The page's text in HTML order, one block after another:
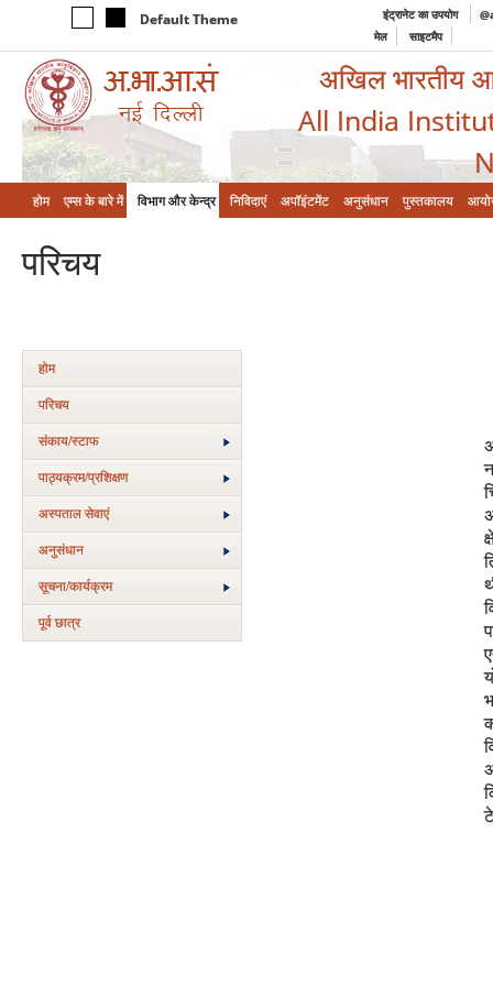
Default Theme इंट्रानेट का उपयोग
मेल
साइटमैप
अखिल भारतीय
All India
होम एम्‍स के बारे में विभाग और केन्‍द्र निविदाएं अपॉइंटमेंट अनुसंधान पुस्तकालय
परिचय
होम
परिचय
संकाय/स्‍टाफ
पाठ्यक्रम/प्रशिक्षण
अस्‍पताल सेवाएं
अनुसंधान
सूचना/कार्यक्रम
पूर्व छात्र